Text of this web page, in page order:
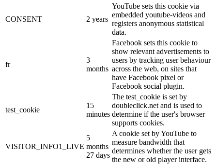
CONSENT 2 years
YouTube sets this cookie via
embedded youtube-videos and
registers anonymous statistical
data.
fr
3
months
Facebook sets this cookie to
show relevant advertisements to
users by tracking user behaviour
across the web, on sites that
have Facebook pixel or
Facebook social plugin.
test_cookie
15
minutes
The test_cookie is set by
doubleclick.net and is used to
determine if the user's browser
supports cookies.
VISITOR_INFO1_LIVE
5
months
27 days
A cookie set by YouTube to
measure bandwidth that
determines whether the user gets
the new or old player interface.